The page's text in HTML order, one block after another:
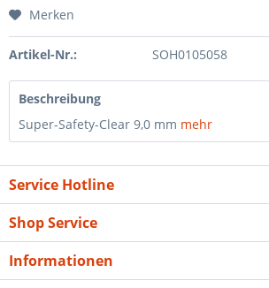
Merken
Artikel-Nr.: SOH0105058
Beschreibung
Super-Safety-Clear 9,0 mm mehr
Service Hotline
Shop Service
Informationen